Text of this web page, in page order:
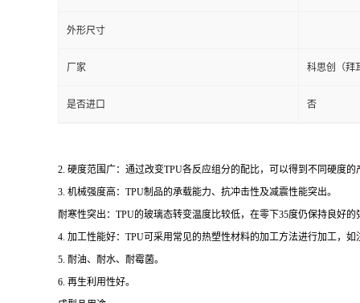
外形尺寸
厂家 科思创（拜
是否进口 否
2. 硬度范围广：通过改变TPU各反应组分的配比，可以得到不同硬度
3. 机械强度高：TPU制品的承载能力、抗冲击性及减震性能突出。
耐寒性突出：TPU的玻璃态转变温度比较低，在零下35度仍保持良好
4. 加工性能好：TPU可采用常见的热塑性材料的加工方法进行加工，
5. 耐油、耐水、耐霉菌。
6. 再生利用性好。